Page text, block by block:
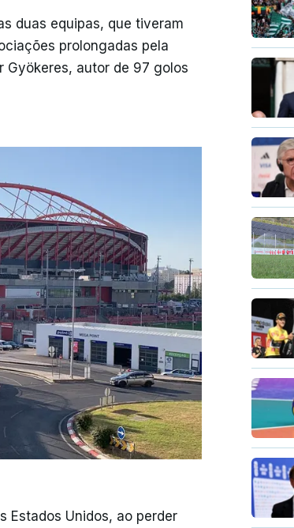
duas equipas, que tiveram
prolongadas pela
Gyökeres, autor de 97 golos
Estados Unidos, ao perder